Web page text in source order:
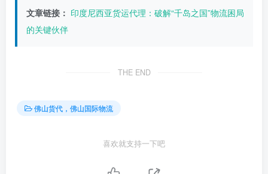
文章链接： 印度尼西亚货运代理：破解“千岛之国”物流困局
的关键伙伴
THE END
佛山货代，佛山国际物流
喜欢就支持一下吧